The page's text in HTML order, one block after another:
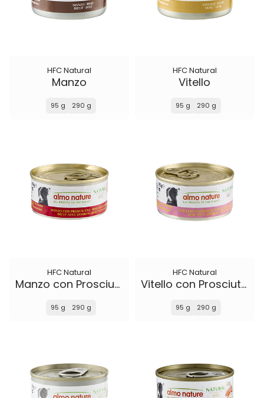
HFC Natural
Manzo
95 g 290 g
HFC Natural
Vitello
95 g 290 g
HFC Natural
Manzo con Prosciutto
95 g 290 g
HFC Natural
Vitello con Prosciutto
95 g 290 g